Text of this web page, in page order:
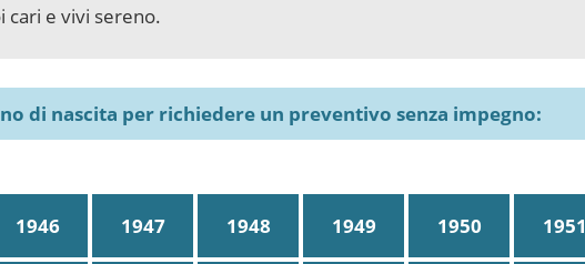
cari e vivi sereno.
di nascita per richiedere un preventivo senza impegno:
1946 1947 1948 1949 1950 1951